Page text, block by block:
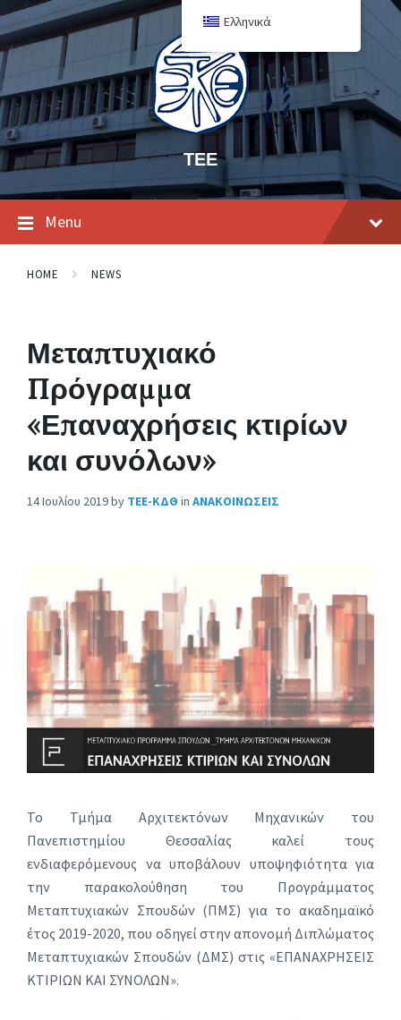
ΤΕΕ
Menu
HOME NEWS
Μεταπτυχιακό
Πρόγραμμα
«Επαναχρήσεις κτιρίων
και συνόλων»
14 Ιουλίου 2019by ΤΕΕ-ΚΔΘ in ΑΝΑΚΟΙΝΩΣΕΙΣ
Το Τμήμα Αρχιτεκτόνων Μηχανικών του
Πανεπιστημίου Θεσσαλίας καλεί τους
ενδιαφερόμενους να υποβάλουν υποψηφιότητα για
την παρακολούθηση του Προγράμματος
Μεταπτυχιακών Σπουδών (ΠΜΣ) για το ακαδημαϊκό
έτος 2019-2020, που οδηγεί στην απονομή Διπλώματος
Μεταπτυχιακών Σπουδών (ΔΜΣ) στις «ΕΠΑΝΑΧΡΗΣΕΙΣ
ΚΤΙΡΙΩΝ ΚΑΙ ΣΥΝΟΛΩΝ».
Ελληνικά